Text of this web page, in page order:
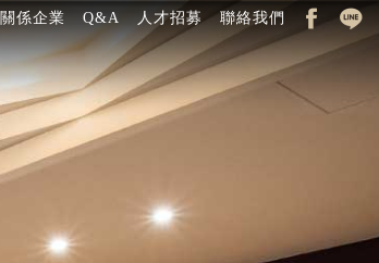
關係企業 Q&A 人才招募 聯絡我們